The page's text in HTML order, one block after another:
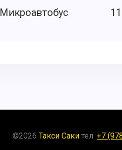
Микроавтобус
©2026 Такси Саки тел. +7